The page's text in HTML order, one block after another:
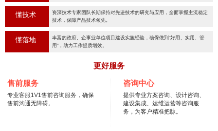
懂技术
资深技术专家团队长期保持对先进技术的研究与应用，全面掌握主流稳定
技术，保障产品技术领先。
懂落地
丰富的政府、企事业单位项目建设实施经验，确保做到“好用、实用、管
用“，助力工作提质增效。
更好服务
售前服务
专业客服1V1售前咨询服务，确保
售前沟通无障碍。
咨询中心
提供专业方案咨询、设计咨询、
建设集成、运维运营等咨询服
务，为客户精准把脉。